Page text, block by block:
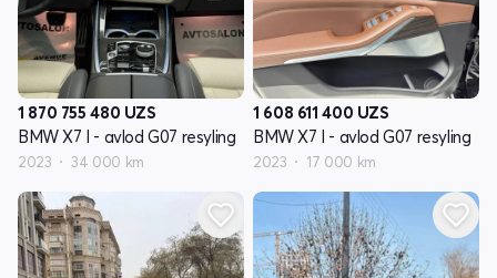
1 870 755 480 UZS
BMW X7 I - avlod G07 resyling
2023 34 000 km
1 608 611 400 UZS
BMW X7 I - avlod G07 resyling
2023 17 000 km